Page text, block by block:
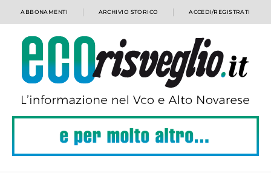
ABBONAMENTI ARCHIVIO STORICO ACCEDI/REGISTRATI